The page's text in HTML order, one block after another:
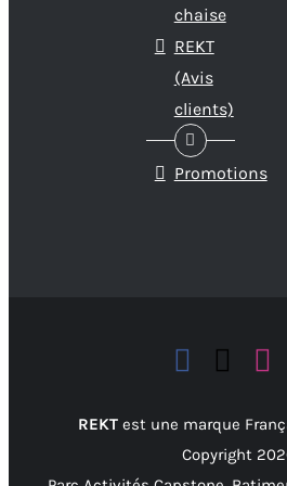
chaise
REKT
(Avis
clients)
Promotions
REKT est une marque
Copyright